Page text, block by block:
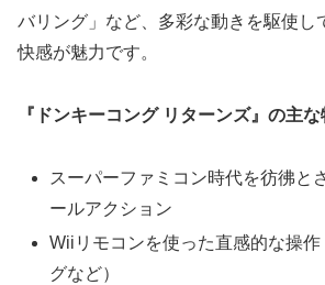
バリング」など、多彩な動きを駆使し
快感が魅力です。
『ドンキーコング リターンズ』の主
スーパーファミコン時代を彷彿と
ールアクション
Wiiリモコンを使った直感的な操
グなど）